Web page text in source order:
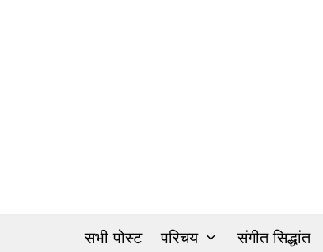
सभी पोस्ट परिचय संगीत सिद्धांत